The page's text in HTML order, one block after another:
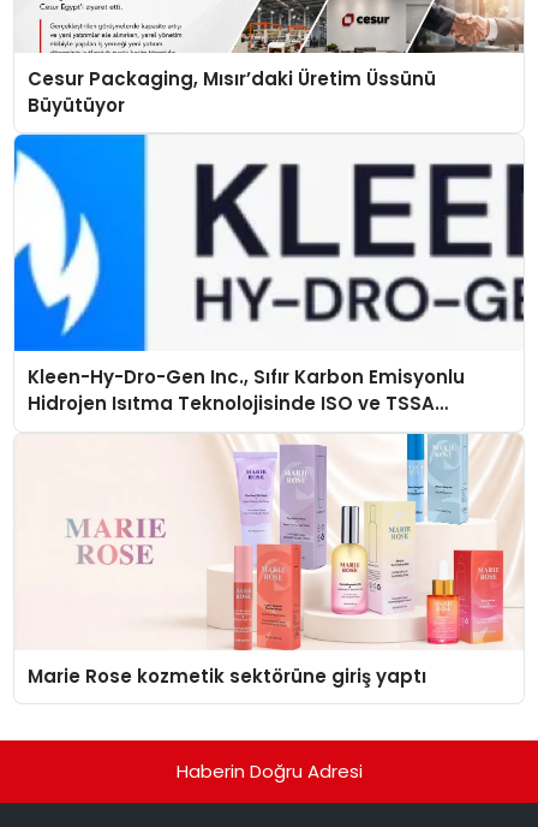
Cesur Packaging, Mısır’daki Üretim Üssünü
Büyütüyor
Kleen-Hy-Dro-Gen Inc., Sıfır Karbon Emisyonlu
Hidrojen Isıtma Teknolojisinde ISO ve TSSA
Düzenleyici Onaylarını Aldı
Marie Rose kozmetik sektörüne giriş yaptı
Haberin Doğru Adresi